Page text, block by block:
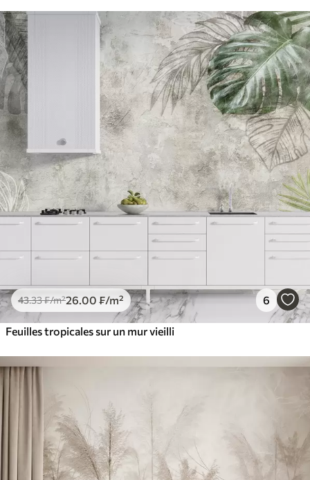
43.33₣/m²26 .00 ₣/m² 6
Feuilles tropicales sur un mur vieilli